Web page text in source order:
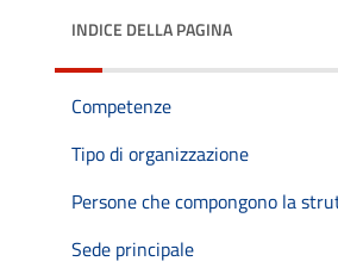
INDICE DELLA PAGINA
Competenze
Tipo di organizzazione
Persone che compongono la
Sede principale